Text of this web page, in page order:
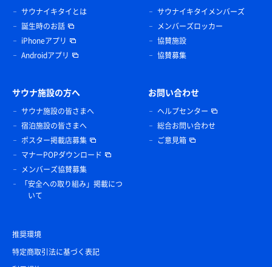
サウナイキタイとは
誕生時のお話
iPhoneアプリ
Androidアプリ
サウナイキタイメンバーズ
メンバーズロッカー
協賛施設
協賛募集
サウナ施設の方へ
サウナ施設の皆さまへ
宿泊施設の皆さまへ
ポスター掲載店募集
マナーPOPダウンロード
メンバーズ協賛募集
「安全への取り組み」掲載につ
いて
お問い合わせ
ヘルプセンター
総合お問い合わせ
ご意見箱
推奨環境
特定商取引法に基づく表記